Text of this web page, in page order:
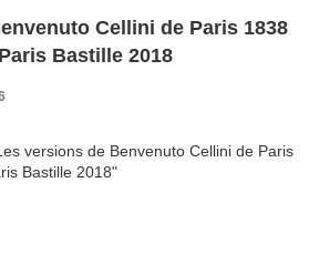
Cellini de Paris 1838
Bastille 2018